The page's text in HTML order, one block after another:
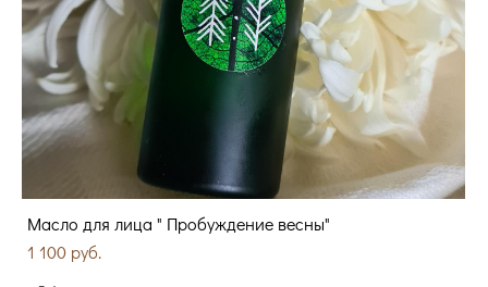
Масло для лица " Пробуждение весны"
1 100 pуб.